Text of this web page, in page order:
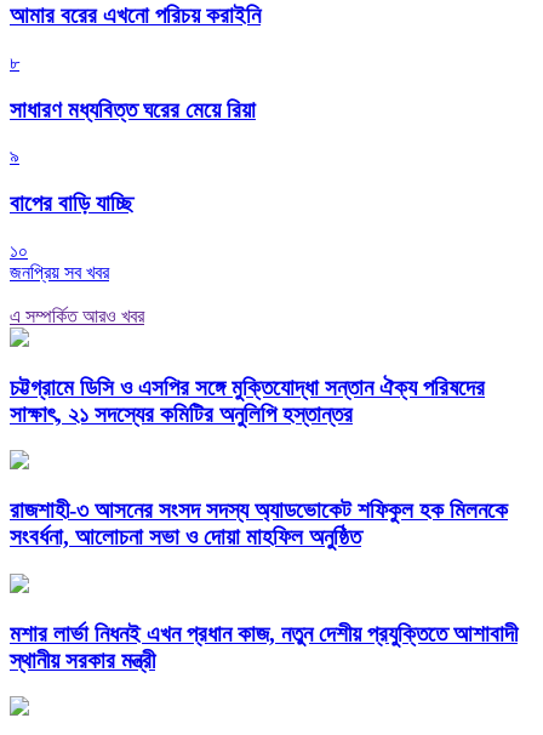
আমার বরের এখনো পরিচয় করাইনি
৮
সাধারণ মধ্যবিত্ত ঘরের মেয়ে রিয়া
৯
বাপের বাড়ি যাচ্ছি
১০
জনপ্রিয় সব খবর
এ সম্পর্কিত আরও খবর
চট্টগ্রামে ডিসি ও এসপির সঙ্গে মুক্তিযোদ্ধা সন্তান ঐক্য পরিষদের
সাক্ষাৎ, ২১ সদস্যের কমিটির অনুলিপি হস্তান্তর
রাজশাহী-৩ আসনের সংসদ সদস্য অ্যাডভোকেট শফিকুল হক মিলনকে
সংবর্ধনা, আলোচনা সভা ও দোয়া মাহফিল অনুষ্ঠিত
মশার লার্ভা নিধনই এখন প্রধান কাজ, নতুন দেশীয় প্রযুক্তিতে আশাবাদী
স্থানীয় সরকার মন্ত্রী